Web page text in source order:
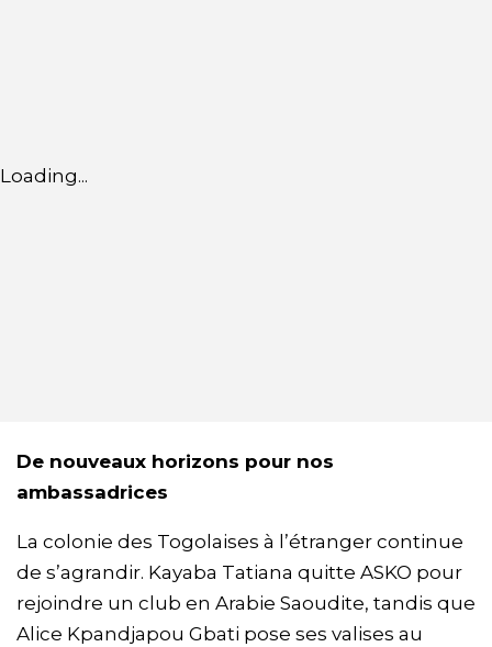
Loading...
De nouveaux horizons pour nos
ambassadrices
La colonie des Togolaises à l’étranger continue
de s’agrandir. Kayaba Tatiana quitte ASKO pour
rejoindre un club en Arabie Saoudite, tandis que
Alice Kpandjapou Gbati pose ses valises au